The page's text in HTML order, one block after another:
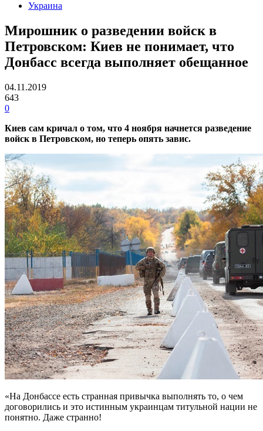
Украина
Мирошник о разведении войск в
Петровском: Киев не понимает, что
Донбасс всегда выполняет обещанное
04.11.2019
643
0
Киев сам кричал о том, что 4 ноября начнется разведение
войск в Петровском, но теперь опять завис.
«На Донбассе есть странная привычка выполнять то, о чем
договорились и это истинным украинцам титульной нации не
понятно. Даже странно!